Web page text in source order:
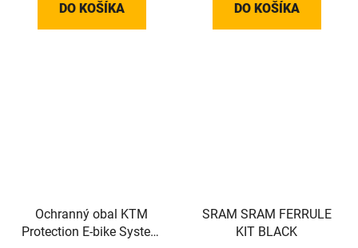
DO KOŠÍKA DO KOŠÍKA
Ochranný obal KTM
Protection E-bike System
SRAM SRAM FERRULE
KIT BLACK